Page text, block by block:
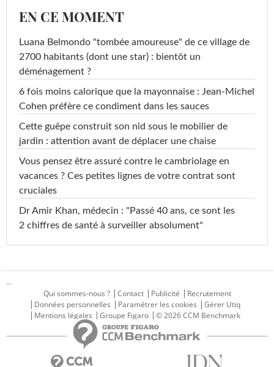
EN CE MOMENT
Luana Belmondo "tombée amoureuse" de ce village de
2700 habitants (dont une star) : bientôt un
déménagement ?
6 fois moins calorique que la mayonnaise : Jean-Michel
Cohen préfère ce condiment dans les sauces
Cette guêpe construit son nid sous le mobilier de
jardin : attention avant de déplacer une chaise
Vous pensez être assuré contre le cambriolage en
vacances ? Ces petites lignes de votre contrat sont
cruciales
Dr Amir Khan, médecin : "Passé 40 ans, ce sont les
2 chiffres de santé à surveiller absolument"
...
Qui sommes-nous ?
Contact Publicité
Recrutement
Données personnelles
Paramétrer les cookies
Gérer Utiq
Mentions légales
Groupe Figaro © 2026 CCM Benchmark